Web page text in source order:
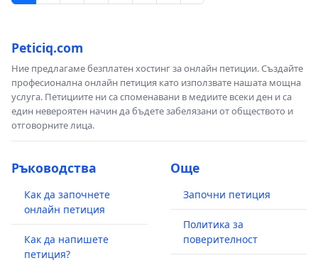
Peticiq.com
Ние предлагаме безплатен хостинг за онлайн петиции. Създайте
професионална онлайн петиция като използвате нашата мощна
услуга. Петициите ни са споменавани в медиите всеки ден и са
един невероятен начин да бъдете забелязани от обществото и
отговорните лица.
Ръководства
Как да започнете
онлайн петиция
Как да напишете
петиция?
Още
Започни петиция
Политика за
поверителност